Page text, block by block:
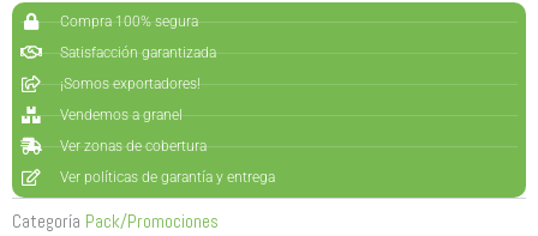
Harina de Tarwi : Rica en proteínas, fibra y minerales esenciales, ideal
Compra 100% segura
Satisfacción garantizada
¡Somos exportadores!
Vendemos a granel
Ver zonas de cobertura
Ver políticas de garantía y entrega
Categoría Pack/Promociones